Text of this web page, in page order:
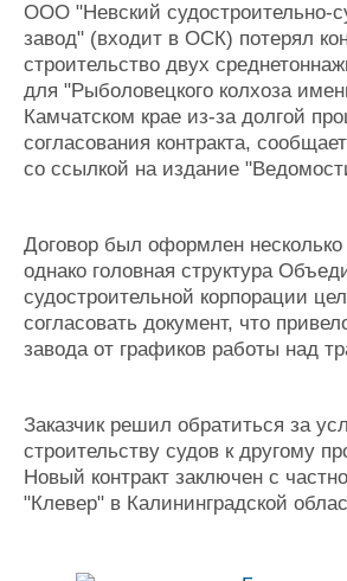
Работа
Крюинг
Журнал
Реклама
Материалы
Услуги
Конференции
Личности
Словарь
Флот
Все
ООО "Невский судостроительно-
завод" (входит в ОСК) потерял
строительство двух
для "Рыболовецкого колхоза
Камчатском крае из-за долгой
согласования контракта, сообщает
со ссылкой на издание
Договор был оформлен несколько
однако головная структура
судостроительной корпорации
согласовать документ, что
завода от графиков работы над
Заказчик решил обратиться за
строительству судов к другому
Новый контракт заключен с
"Клевер" в Калининградской